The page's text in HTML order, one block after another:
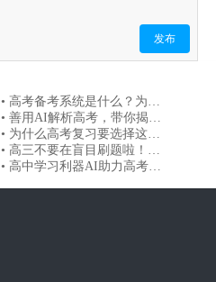
发布
• 高考备考系统是什么？为什
么这么好用？
• 善用AI解析高考，带你揭开
真相！你掌握了吗？
• 为什么高考复习要选择这个
学习软件？看完就明白了
• 高三不要在盲目刷题啦！高
效做题才是关键
• 高中学习利器AI助力高考冲